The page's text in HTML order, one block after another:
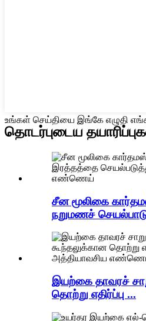
உங்கள் செய்தியை இங்கே எழுதி
தொடர்புடைய
சீன மூலிகை
நறுமணச்
இயற்கை தாவரச்
தொற்று எதிர்ப்பு ...